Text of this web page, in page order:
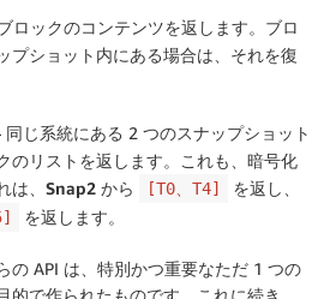
ロックのコンテンツを返します。ブロ
プショット内にある場合は、それを復
同じ系統にある 2 つのスナップショット
のリストを返します。これも、暗号化
、 Snap2 から [T0、T4]
を返し、
を返します。
の API は、特別かつ重要なただ 1 つの